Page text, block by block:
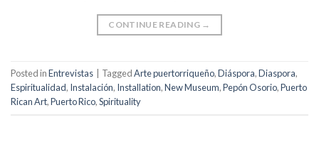
CONTINUE READING →
Posted inEntrevistas TaggedArte puertorriqueño,Diáspora,Diaspora,
Espiritualidad, Instalación, Installation,New Museum,Pepón Osorio,Puerto
Rican Art,Puerto Rico,Spirituality